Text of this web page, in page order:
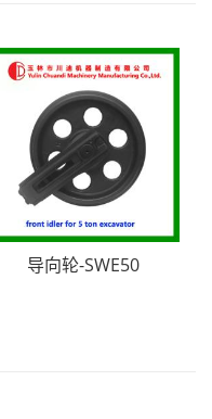
导向轮-SWE50